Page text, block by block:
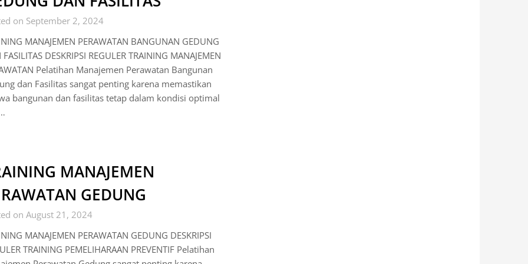
on September 2, 2024
MANAJEMEN PERAWATAN BANGUNAN GEDUNG
DESKRIPSI REGULER TRAINING MANAJEMEN
Pelatihan Manajemen Perawatan Bangunan
dan Fasilitas sangat penting karena memastikan
bangunan dan fasilitas tetap dalam kondisi optimal
MANAJEMEN
GEDUNG
on August 21, 2024
MANAJEMEN PERAWATAN GEDUNG DESKRIPSI
TRAINING PEMELIHARAAN PREVENTIF Pelatihan